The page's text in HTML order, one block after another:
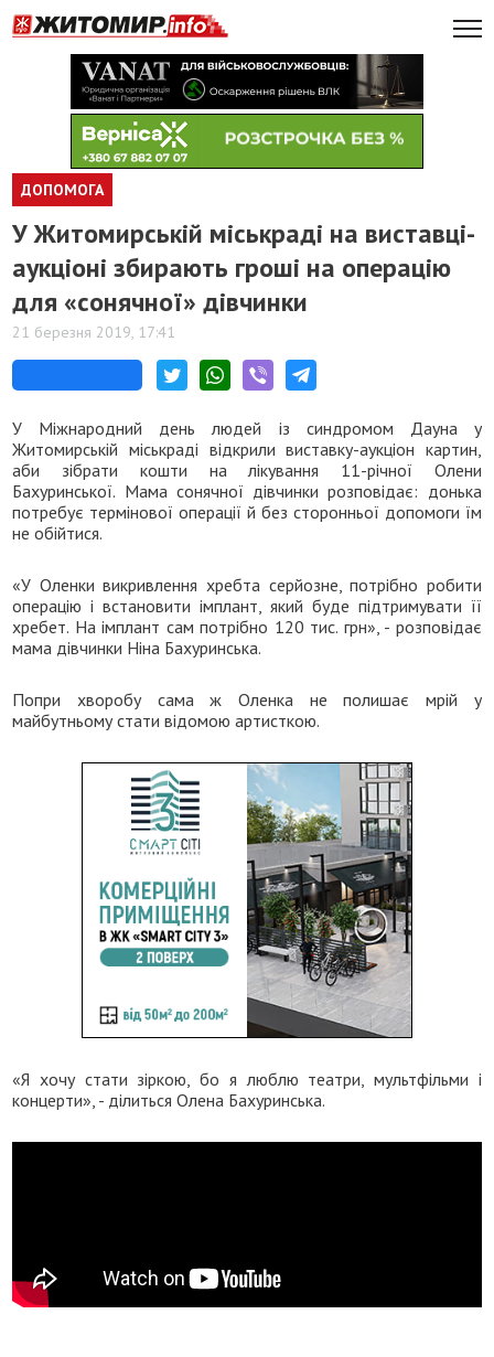
ДОПОМОГА
​У Житомирській міськраді на виставці-
аукціоні збирають гроші на операцію
для «сонячної» дівчинки
21 березня 2019, 17:41
У Міжнародний день людей із синдромом Дауна у
Житомирській міськраді відкрили виставку-аукціон картин,
аби зібрати кошти на лікування 11-річної Олени
Бахуринської. Мама сонячної дівчинки розповідає: донька
потребує термінової операції й без сторонньої допомоги їм
не обійтися.
«У Оленки викривлення хребта серйозне, потрібно робити
операцію і встановити імплант, який буде підтримувати її
хребет. На імплант сам потрібно 120 тис. грн», - розповідає
мама дівчинки Ніна Бахуринська.
Попри хворобу сама ж Оленка не полишає мрій у
майбутньому стати відомою артисткою.
«Я хочу стати зіркою, бо я люблю театри, мультфільми і
концерти», - ділиться Олена Бахуринська.